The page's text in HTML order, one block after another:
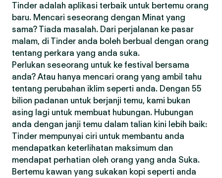
Tinder adalah aplikasi terbaik untuk bertemu orang
baru. Mencari seseorang dengan Minat yang
sama? Tiada masalah. Dari perjalanan ke pasar
malam, di Tinder anda boleh berbual dengan orang
tentang perkara yang anda suka.
Perlukan seseorang untuk ke festival bersama
anda? Atau hanya mencari orang yang ambil tahu
tentang perubahan iklim seperti anda. Dengan 55
bilion padanan untuk berjanji temu, kami bukan
asing lagi untuk membuat hubungan. Hubungan
anda dengan janji temu dalam talian kini lebih baik:
Tinder mempunyai ciri untuk membantu anda
mendapatkan keterlihatan maksimum dan
mendapat perhatian oleh orang yang anda Suka.
Bertemu kawan yang sukakan kopi seperti anda